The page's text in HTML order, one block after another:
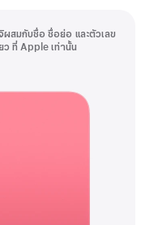
ผสมกับชื่อ ชื่อย่อ และตัวเลข
ที่ Apple เท่านั้น